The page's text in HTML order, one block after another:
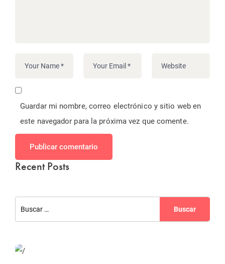
Guardar mi nombre, correo electrónico y sitio web en
este navegador para la próxima vez que comente.
Publicar comentario
Recent Posts